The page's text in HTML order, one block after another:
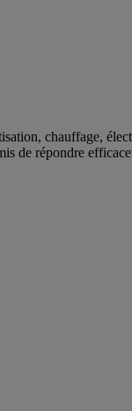
chauffage,
de répondre